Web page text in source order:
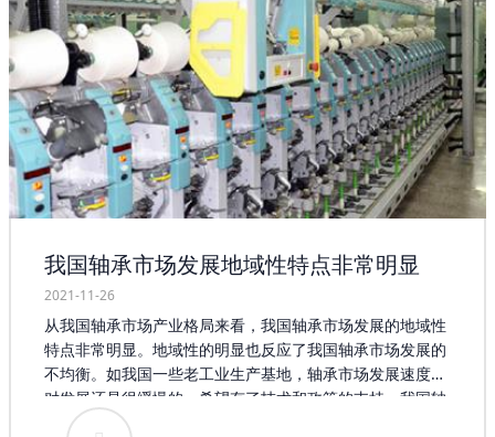
我国轴承市场发展地域性特点非常明显
2021-11-26
从我国轴承市场产业格局来看，我国轴承市场发展的地域性
特点非常明显。地域性的明显也反应了我国轴承市场发展的
不均衡。如我国一些老工业生产基地，轴承市场发展速度相
对发展还是很缓慢的。希望有了技术和政策的支持，我国轴
承市场创新能力越来越强，企业自身发展越来越好，在轴承